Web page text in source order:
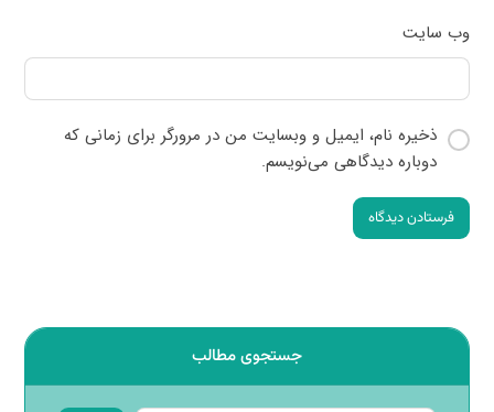
وب‌ سایت
ذخیره نام، ایمیل و وبسایت من در مرورگر برای زمانی که
دوباره دیدگاهی می‌نویسم.
فرستادن دیدگاه
جستجوی مطالب